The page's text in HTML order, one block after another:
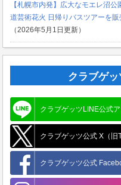
【札幌市内発】広大なモエレ沼
道芸術花火 日帰りバスツアーを販
（2026年5月1日更新）
クラブゲ
クラブゲッツLINE公式ア
クラブゲッツ公式 X（旧
クラブゲッツ公式